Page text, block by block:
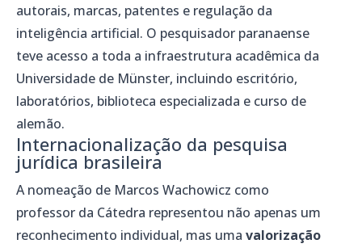
autorais, marcas, patentes e regulação da
inteligência artificial. O pesquisador paranaense
teve acesso a toda a infraestrutura acadêmica da
Universidade de Münster, incluindo escritório,
laboratórios, biblioteca especializada e curso de
alemão.
Internacionalização da pesquisa
jurídica brasileira
A nomeação de Marcos Wachowicz como
professor da Cátedra representou não apenas um
reconhecimento individual, mas uma valorização